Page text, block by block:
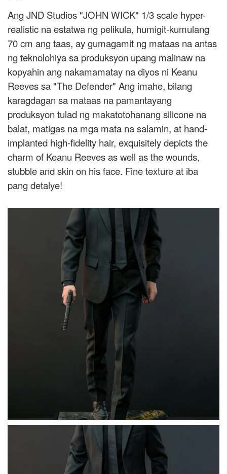
Ang JND Studios "JOHN WICK" 1/3 scale hyper-
realistic na estatwa ng pelikula, humigit-kumulang
70 cm ang taas, ay gumagamit ng mataas na antas
ng teknolohiya sa produksyon upang malinaw na
kopyahin ang nakamamatay na diyos ni Keanu
Reeves sa "The Defender" Ang imahe, bilang
karagdagan sa mataas na pamantayang
produksyon tulad ng makatotohanang silicone na
balat, matigas na mga mata na salamin, at hand-
implanted high-fidelity hair, exquisitely depicts the
charm of Keanu Reeves as well as the wounds,
stubble and skin on his face. Fine texture at iba
pang detalye!